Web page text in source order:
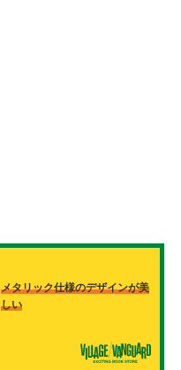
メタリック仕様のデザインが美
しい